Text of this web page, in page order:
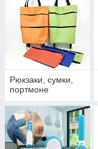
Рюкзаки, сумки,
портмоне